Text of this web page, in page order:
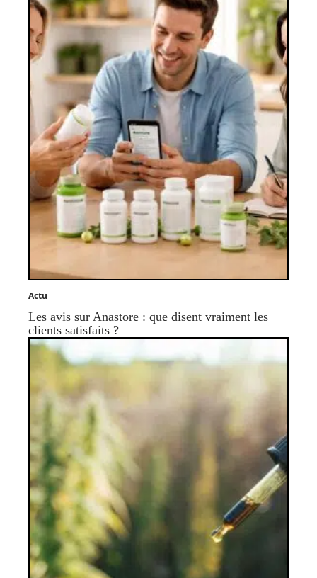
Actu
Les avis sur Anastore : que disent vraiment les
clients satisfaits ?